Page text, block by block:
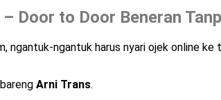
Door to Door Beneran
ngantuk-ngantuk harus nyari ojek online
Arni Trans.